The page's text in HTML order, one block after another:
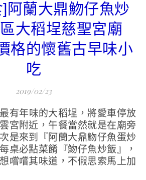
阿蘭大鼎魩仔魚炒
大稻埕慈聖宮廟
格的懷舊古早味小
吃
2019/02/23
宮附近，午餐當然就是在廟旁
是來到『阿蘭大鼎魩仔魚蛋炒
桌必點菜餚『魩仔魚炒飯』，
嚐嚐其味道，不假思索馬上加